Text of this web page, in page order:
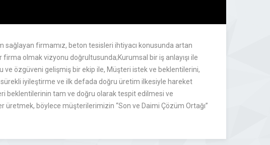
sağlayan firmamız, beton tesisleri ihtiyacı konusunda artan
olmak vizyonu doğrultusunda;Kurumsal bir iş anlayışı ile
ve özgüveni gelişmiş bir ekip ile, Müşteri istek ve beklentilerini,
iyileştirme ve ilk defada doğru üretim ilkesiyle hareket
beklentilerinin tam ve doğru olarak tespit edilmesi ve
böylece müşterilerimizin “Son ve Daimi Çözüm Ortağı”